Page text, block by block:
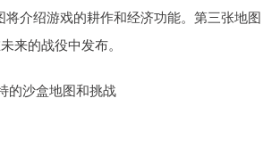
将介绍游戏的耕作和经济功能。第三张地图
来的战役中发布。
的沙盒地图和挑战